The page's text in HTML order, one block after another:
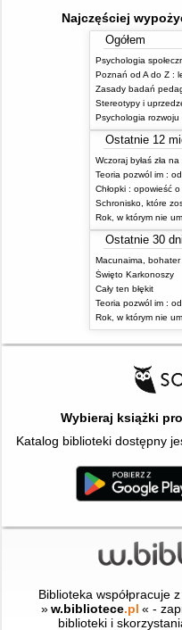
Najczęściej
Ogółem
Psychologia
Poznań od A do Z :
Zasady badań
Stereotypy i
Psychologia rozwoju
Ostatnie 12
Wczoraj byłaś zła
Chłopki : opowieść
Schronisko, które
Rok, w którym nie
Ostatnie 30 dni
Święto Karkonoszy
Cały ten błękit
Rok, w którym nie
Wybieraj książki
Katalog biblioteki dostępny
Biblioteka współpracuje
» w.bibliotece.pl « -
biblioteki i